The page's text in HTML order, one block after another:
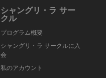
シャングリ・ラ サー
クル
プログラム概要
シャングリ・ラ サークルに入
会
私のアカウント